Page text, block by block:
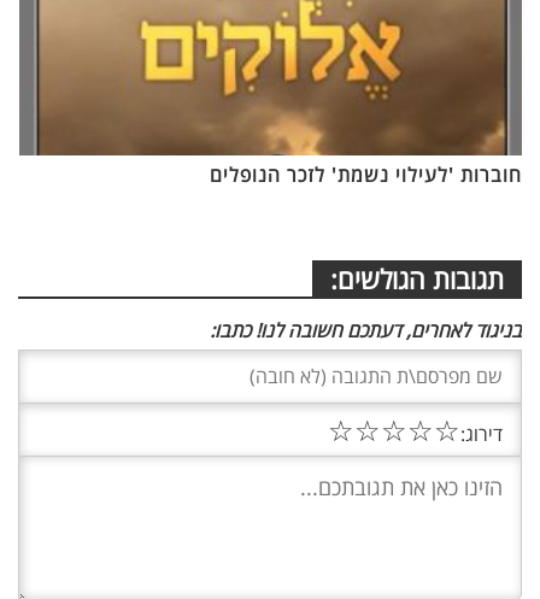
חוברות 'לעילוי נשמת' לזכר הנופלים
תגובות הגולשים:
בניגוד לאחרים, דעתכם חשובה לנו! כתבו:
דירוג:☆
☆
☆
☆
☆